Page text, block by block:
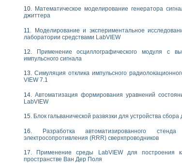
течения в расширяющемся канале
«Изучение магнитных свойств ферромагнетиков. Петля
интерфейсов обмена по протоколам RS232 и GPIB /
переходных характеристик асинхронных двигателей
результатов измерительного экспримента
измерений с помощью LabVIEW
Назначение. Состав. Возможности
и корреляционный анализ"
обеспечение учебных лабораторных стендов
LabVIEW
лабораторный практикум по курсу «радиотехнические
одномерных сигналов на основе алгоритма
Математическое моделирование генератора
джиттера
Моделирование и экспериментальное
лаборатории средствами LabVIEW
Применение осциллографического модуля с
импульсного сигнала
Симуляция отклика импульсного
VIEW 7.1
Автоматизация формирования уравнений
LabVIEW
Блок гальванической развязки для устройства
Разработка автоматизированного
электросопротивления (RRR) сверхпроводников
Применение среды LabVIEW для построения
пространстве Ван Дер Поля